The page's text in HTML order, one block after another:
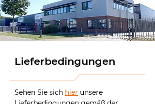
Lieferbedingungen
Sehen Sie sich hier unsere